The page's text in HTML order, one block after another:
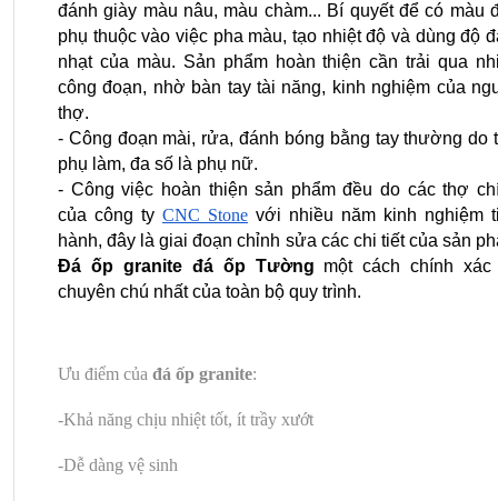
đánh giày màu nâu, màu chàm... Bí quyết để có màu
phụ thuộc vào việc pha màu, tạo nhiệt độ và dùng độ
nhạt của màu. Sản phẩm hoàn thiện cần trải qua
công đoạn, nhờ bàn tay tài năng, kinh nghiệm của
thợ.
- Công đoạn mài, rửa, đánh bóng bằng tay thường do
phụ làm, đa số là phụ nữ.
- Công việc hoàn thiện sản phẩm đều do các thợ
của công ty CNC Stone với nhiều năm kinh nghiệm
Đá ốp granite đá ốp Tường một cách chính xác
chuyên chú nhất của toàn bộ quy trình.
Ưu điểm của đá ốp granite:
-Khả năng chịu nhiệt tốt, ít trầy xướt
-Dễ dàng vệ sinh